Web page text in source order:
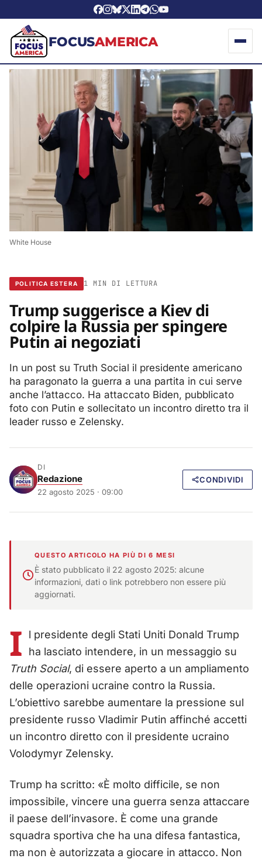
FOCUSAMERICA
White House
POLITICA ESTERA 1 MIN DI LETTURA
Trump suggerisce a Kiev di
colpire la Russia per spingere
Putin ai negoziati
In un post su Truth Social il presidente americano
ha paragonato la guerra a una partita in cui serve
anche l’attacco. Ha attaccato Biden, pubblicato
foto con Putin e sollecitato un incontro diretto tra il
leader russo e Zelensky.
DI
Redazione
22 agosto 2025 · 09:00
CONDIVIDI
QUESTO ARTICOLO HA PIÙ DI 6 MESI
È stato pubblicato il 22 agosto 2025: alcune
informazioni, dati o link potrebbero non essere più
aggiornati.
I
l presidente degli Stati Uniti Donald Trump
ha lasciato intendere, in un messaggio su
Truth Social, di essere aperto a un ampliamento
delle operazioni ucraine contro la Russia.
L’obiettivo sarebbe aumentare la pressione sul
presidente russo Vladimir Putin affinché accetti
un incontro diretto con il presidente ucraino
Volodymyr Zelensky.
Trump ha scritto: «È molto difficile, se non
impossibile, vincere una guerra senza attaccare
il paese dell’invasore. È come una grande
squadra sportiva che ha una difesa fantastica,
ma non è autorizzata a giocare in attacco. Non